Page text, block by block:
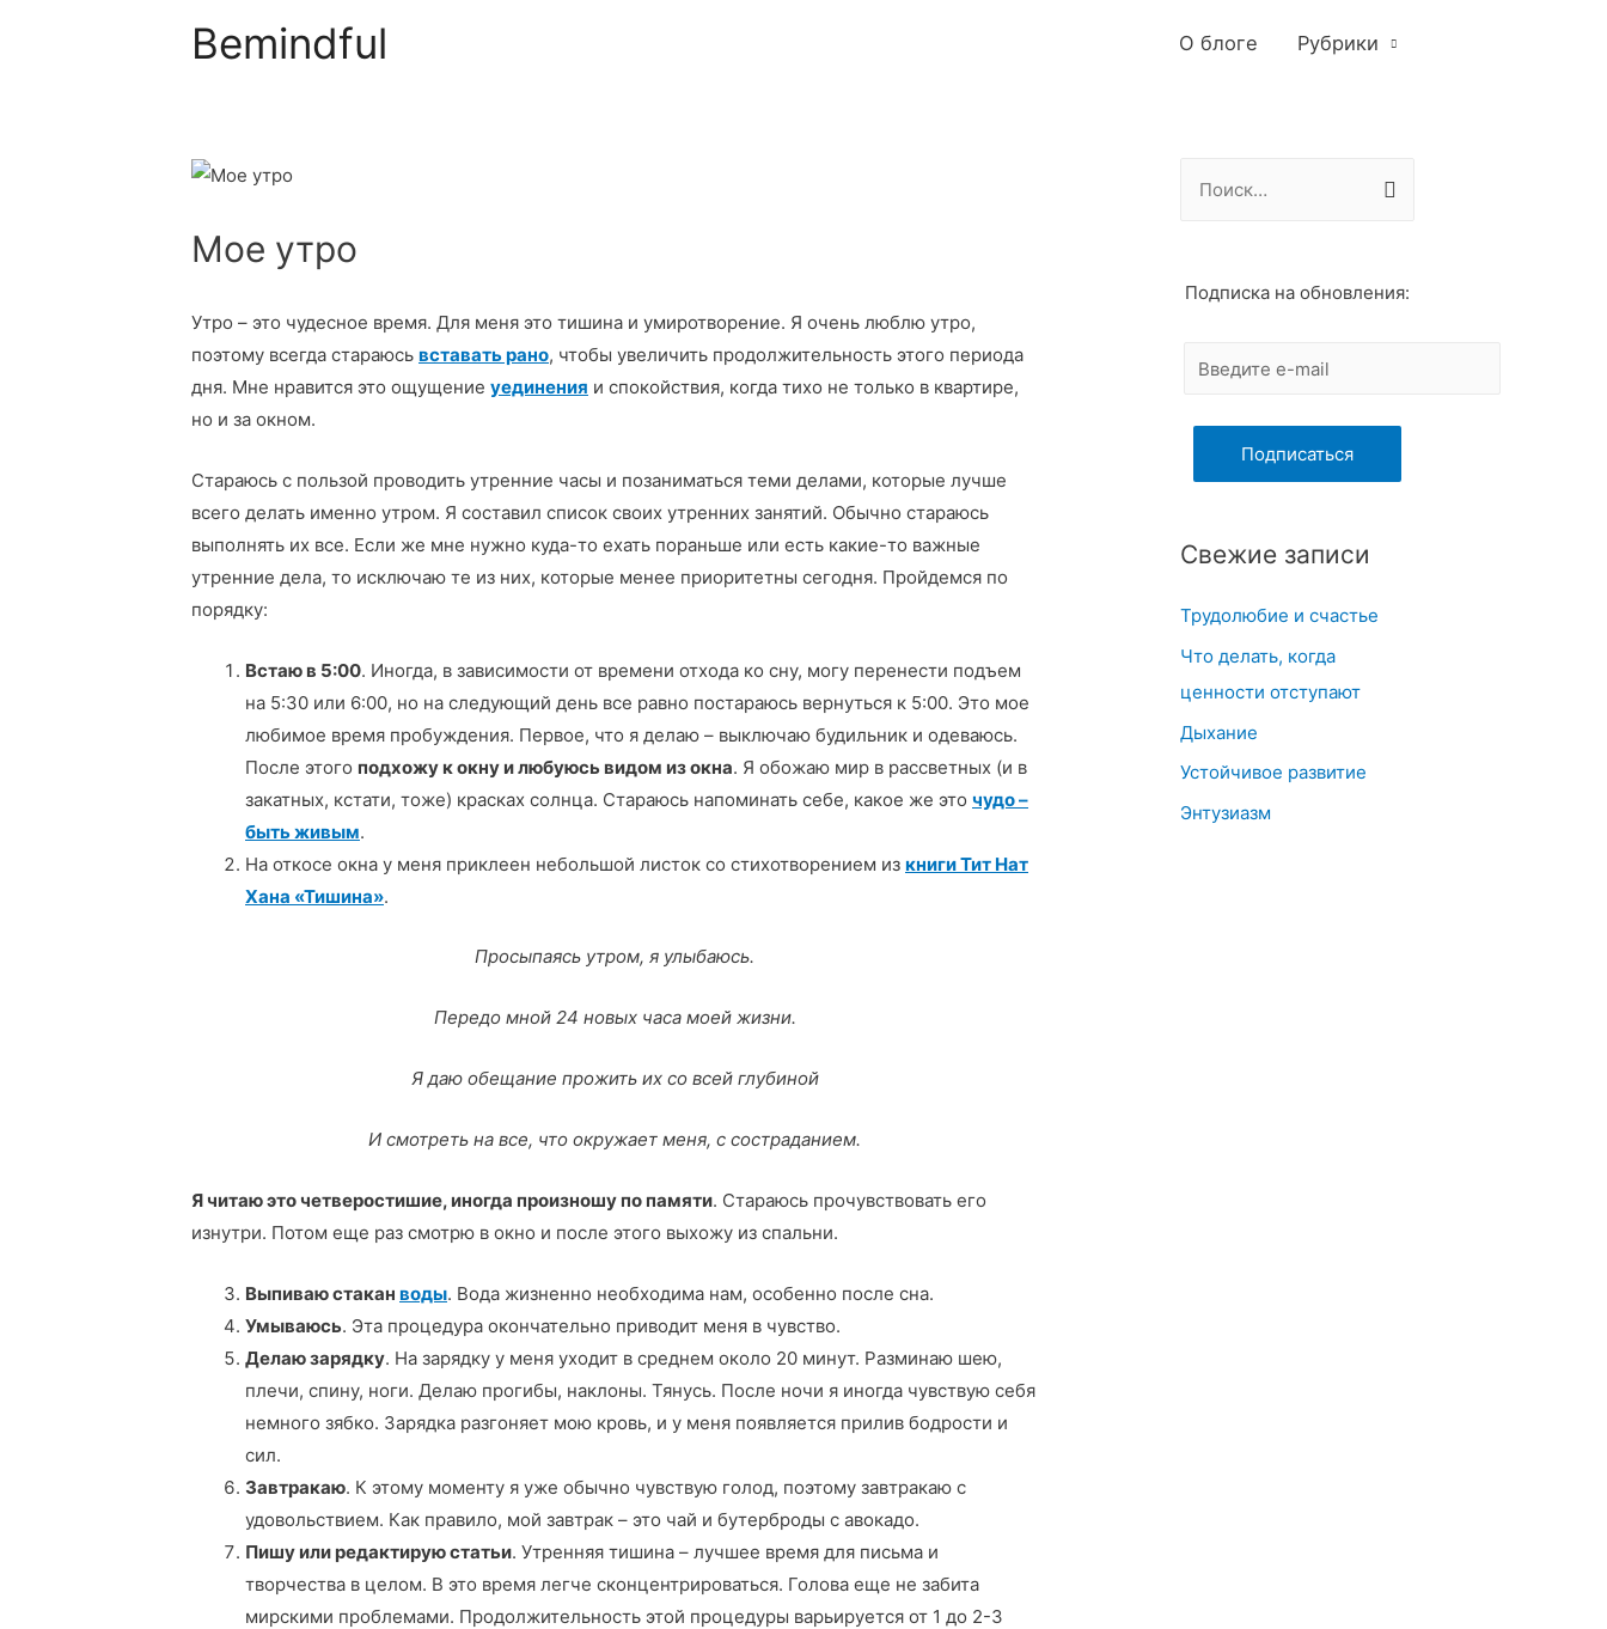
Bemindful О блоге Рубрики
Мое утро
Утро – это чудесное время. Для меня это тишина и умиротворение. Я очень люблю утро,
поэтому всегда стараюсь вставать рано, чтобы увеличить продолжительность этого периода
дня. Мне нравится это ощущение уединения и спокойствия, когда тихо не только в квартире,
но и за окном.
Стараюсь с пользой проводить утренние часы и позаниматься теми делами, которые лучше
всего делать именно утром. Я составил список своих утренних занятий. Обычно стараюсь
выполнять их все. Если же мне нужно куда-то ехать пораньше или есть какие-то важные
утренние дела, то исключаю те из них, которые менее приоритетны сегодня. Пройдемся по
порядку:
Встаю в 5:00. Иногда, в зависимости от времени отхода ко сну, могу перенести подъем
на 5:30 или 6:00, но на следующий день все равно постараюсь вернуться к 5:00. Это мое
любимое время пробуждения. Первое, что я делаю – выключаю будильник и одеваюсь.
После этого подхожу к окну и любуюсь видом из окна. Я обожаю мир в рассветных (и в
закатных, кстати, тоже) красках солнца. Стараюсь напоминать себе, какое же это чудо –
быть живым.
На откосе окна у меня приклеен небольшой листок со стихотворением из книги Тит Нат
Хана «Тишина».
Просыпаясь утром, я улыбаюсь.
Передо мной 24 новых часа моей жизни.
Я даю обещание прожить их со всей глубиной
И смотреть на все, что окружает меня, с состраданием.
Я читаю это четверостишие, иногда произношу по памяти. Стараюсь прочувствовать его
изнутри. Потом еще раз смотрю в окно и после этого выхожу из спальни.
Bыпиваю стакан воды. Вода жизненно необходима нам, особенно после сна.
Умываюсь. Эта процедура окончательно приводит меня в чувство.
Делаю зарядку. На зарядку у меня уходит в среднем около 20 минут. Разминаю шею,
плечи, спину, ноги. Делаю прогибы, наклоны. Тянусь. После ночи я иногда чувствую себя
немного зябко. Зарядка разгоняет мою кровь, и у меня появляется прилив бодрости и
сил.
Завтракаю. К этому моменту я уже обычно чувствую голод, поэтому завтракаю с
удовольствием. Как правило, мой завтрак – это чай и бутерброды с авокадо.
Пишу или редактирую статьи. Утренняя тишина – лучшее время для письма и
творчества в целом. В это время легче сконцентрироваться. Голова еще не забита
мирскими проблемами. Продолжительность этой процедуры варьируется от 1 до 2-3
тПодписка на обновления:
Свежие записи
Трудолюбие и счастье
Что делать, когда
ценности отступают
Дыхание
Устойчивое развитие
Энтузиазм